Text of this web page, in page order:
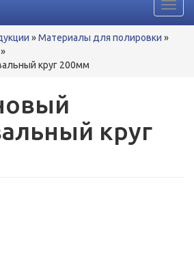
»Материалы для полировки »
»
круг 200мм
круг